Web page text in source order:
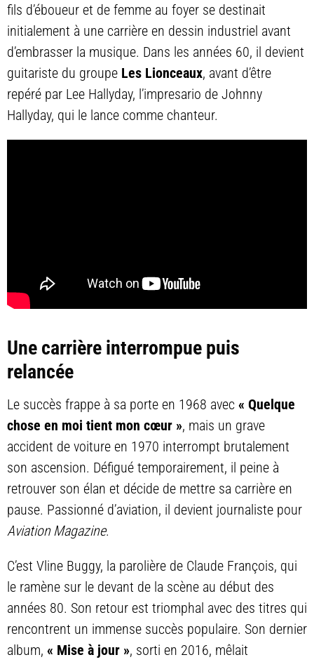
fils d’éboueur et de femme au foyer se destinait
initialement à une carrière en dessin industriel avant
d’embrasser la musique. Dans les années 60, il devient
guitariste du groupe Les Lionceaux, avant d’être
repéré par Lee Hallyday, l’impresario de Johnny
Hallyday, qui le lance comme chanteur.
Une carrière interrompue puis
relancée
Le succès frappe à sa porte en 1968 avec « Quelque
chose en moi tient mon cœur », mais un grave
accident de voiture en 1970 interrompt brutalement
son ascension. Défigué temporairement, il peine à
retrouver son élan et décide de mettre sa carrière en
pause. Passionné d’aviation, il devient journaliste pour
Aviation Magazine.
C’est Vline Buggy, la parolière de Claude François, qui
le ramène sur le devant de la scène au début des
années 80. Son retour est triomphal avec des titres qui
rencontrent un immense succès populaire. Son dernier
album, « Mise à jour », sorti en 2016, mêlait